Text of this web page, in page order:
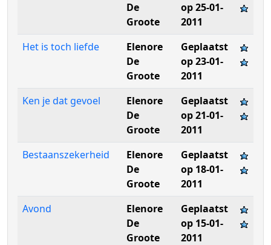
De
Groote
op 25-01-
2011
Het is toch liefde
Elenore
De
Groote
Geplaatst
op 23-01-
2011
Ken je dat gevoel
Elenore
De
Groote
Geplaatst
op 21-01-
2011
Bestaanszekerheid
Elenore
De
Groote
Geplaatst
op 18-01-
2011
Avond
Elenore
De
Groote
Geplaatst
op 15-01-
2011